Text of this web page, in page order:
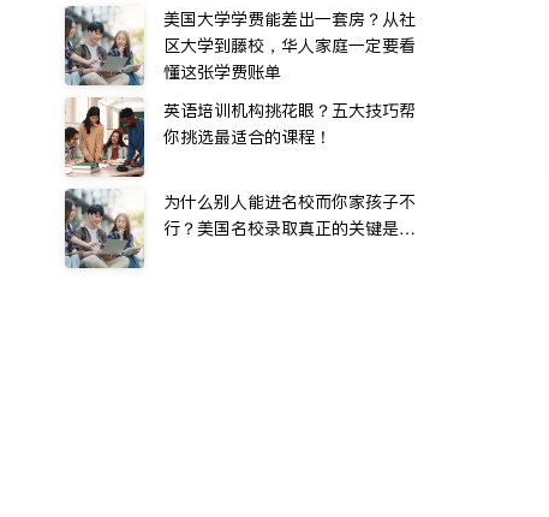
美国大学学费能差出一套房？从社
区大学到藤校，华人家庭一定要看
懂这张学费账单
英语培训机构挑花眼？五大技巧帮
你挑选最适合的课程！
为什么别人能进名校而你家孩子不
行？美国名校录取真正的关键是…